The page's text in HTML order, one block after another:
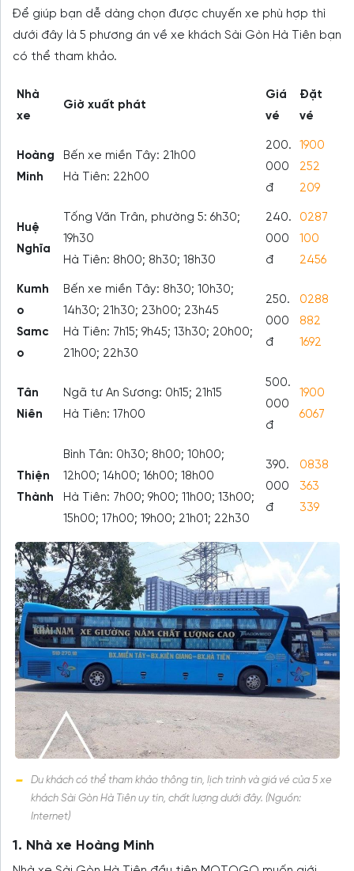
Để giúp bạn dễ dàng chọn được chuyến xe phù hợp thì
dưới đây là 5 phương án về xe khách Sài Gòn Hà Tiên bạn
có thể tham khảo.
Nhà
xe
Giờ xuất phát
Giá
vé
Đặt
vé
Hoàng
Minh
Bến xe miền Tây: 21h00
Hà Tiên: 22h00
200.
000
đ
1900
252
209
Huệ
Nghĩa
Tống Văn Trân, phường 5: 6h30;
19h30
Hà Tiên: 8h00; 8h30; 18h30
240.
000
đ
0287
100
2456
Kumh
o
Samc
o
Bến xe miền Tây: 8h30; 10h30;
14h30; 21h30; 23h00; 23h45
Hà Tiên: 7h15; 9h45; 13h30; 20h00;
21h00; 22h30
250.
000
đ
0288
882
1692
Tân
Niên
Ngã tư An Sương: 0h15; 21h15
Hà Tiên: 17h00
500.
000
đ
1900
6067
Thiện
Thành
Bình Tân: 0h30; 8h00; 10h00;
12h00; 14h00; 16h00; 18h00
Hà Tiên: 7h00; 9h00; 11h00; 13h00;
15h00; 17h00; 19h00; 21h01; 22h30
390.
000
đ
0838
363
339
Du khách có thể tham khảo thông tin, lịch trình và giá vé của 5 xe
khách Sài Gòn Hà Tiên uy tín, chất lượng dưới đây. (Nguồn:
Internet)
1. Nhà xe Hoàng Minh